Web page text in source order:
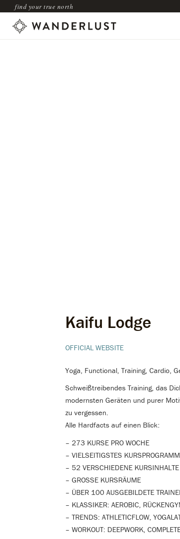
find your true north
Kaifu Lodge
OFFICIAL WEBSITE
Yoga, Functional, Training, Cardio,
Schweißtreibendes Training, das
modernsten Geräten und purer
zu vergessen.
Alle Hardfacts auf einen Blick:
– 273 KURSE PRO WOCHE
– VIELSEITIGSTES
– 52 VERSCHIEDENE KURSINHALTE
– GROSSE KURSRÄUME
– ÜBER 100 AUSGEBILDETE
– KLASSIKER: AEROBIC,
– TRENDS: ATHLETICFLOW,
– WORKOUT: DEEPWORK,